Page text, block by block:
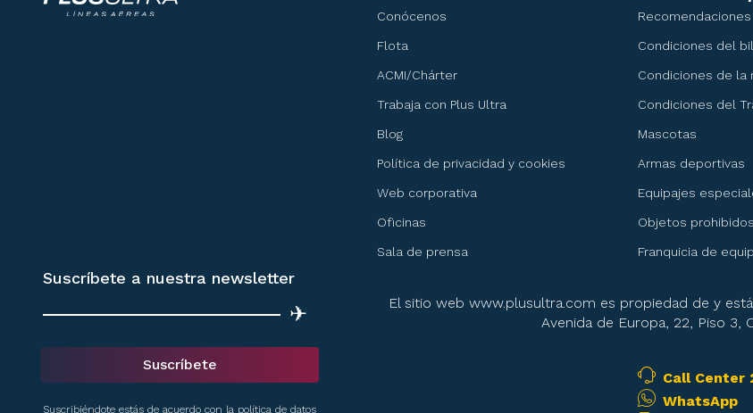
Conócenos
Flota
ACMI/Chárter
Trabaja con Plus Ultra
Blog
Política de privacidad y cookies
Web corporativa
Oficinas
Sala de prensa
Condiciones del
Condiciones de la
Condiciones del
Mascotas
Armas deportivas
Equipajes
Objetos prohibidos
Franquicia de
El sitio web www.plusultra.com es propiedad de y
Avenida de Europa, 22, Piso 3,
Call Center
WhatsApp
Suscríbete a nuestra newsletter
✈
Suscríbete
Suscribiéndote estás de acuerdo con la política de datos